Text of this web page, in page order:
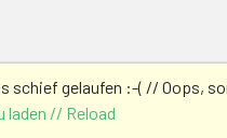
schief gelaufen :-( // Oops,
laden // Reload